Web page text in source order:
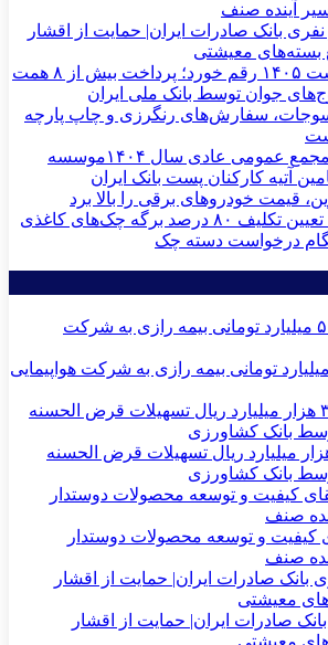
آینده صنف
۱۲ هزار نفری بانک صادرات ایران| حمایت از اقشار
بسته‌های معیشتی
در چهار ماه نخست ۱۴۰۵ رقم خورد؛ پرداخت بیش از ۸ همت
جوان توسط بانک ملی ایران
سفارش‌های رنگرزی و چاپ پارچه
برگزاری جلسه مجمع عمومی عادی سال ۱۴۰۴موسسه
آتیه کارکنان پست بانک ایران
قیمت خودروهای برقی را بالا برد
محاسبه جداگانه تعیین تکلیف ۸۰ درصد برگه چک‌های کاغذی
درخواست دسته چک
پرداخت خسارت ۵۰۰ میلیارد تومانی بیمه رازی به شرکت هواپیمایی
افزون بر ۳۲ هزار میلیارد ریال تسهیلات قرض الحسنه
بانک کشاورزی
کیفیت و توسعه محصولات دوستدار
صنف
نفری بانک صادرات ایران| حمایت از اقشار